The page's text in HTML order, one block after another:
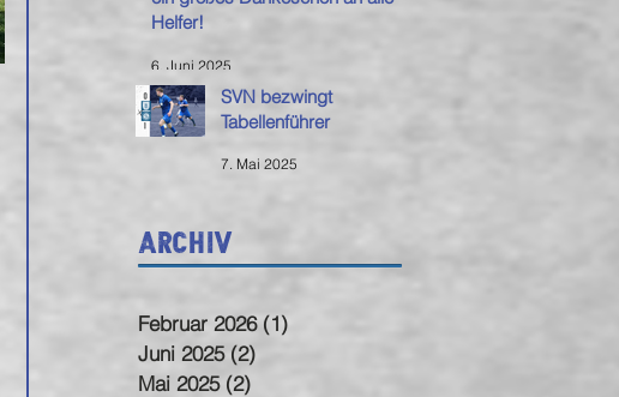
Helfer!
6. Juni 2025
SVN bezwingt
Tabellenführer
7. Mai 2025
Archiv
Februar 2026 (1)
Juni 2025 (2)
Mai 2025 (2)